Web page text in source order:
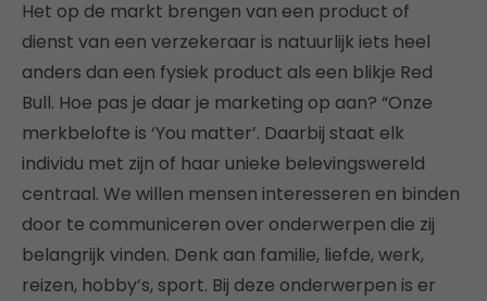
Het op de markt brengen van een product of
dienst van een verzekeraar is natuurlijk iets heel
anders dan een fysiek product als een blikje Red
Bull. Hoe pas je daar je marketing op aan? “Onze
merkbelofte is ‘You matter’. Daarbij staat elk
individu met zijn of haar unieke belevingswereld
centraal. We willen mensen interesseren en binden
door te communiceren over onderwerpen die zij
belangrijk vinden. Denk aan familie, liefde, werk,
reizen, hobby’s, sport. Bij deze onderwerpen is er